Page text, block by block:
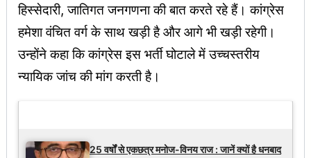
हिस्सेदारी, जातिगत जनगणना की बात करते रहे हैं। कांग्रेस
हमेशा वंचित वर्ग के साथ खड़ी है और आगे भी खड़ी रहेगी।
उन्होंने कहा कि कांग्रेस इस भर्ती घोटाले में उच्चस्तरीय
न्यायिक जांच की मांग करती है।
25 वर्षों से एकछत्र मनोज-विनय राज : जानें क्यों है धनबाद